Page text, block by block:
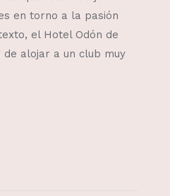
en torno a la pasión
el Hotel Odón de
alojar a un club muy